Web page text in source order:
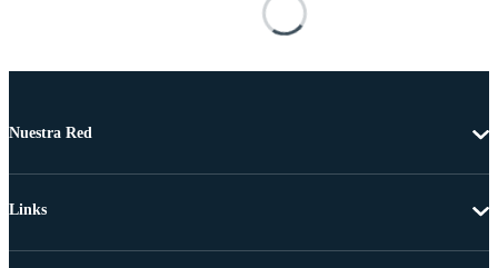
Nuestra Red
Links